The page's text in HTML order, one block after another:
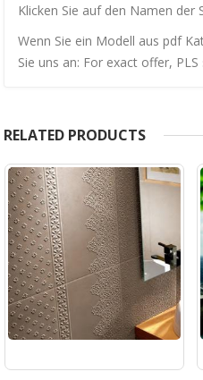
Klicken Sie auf den Namen der
Wenn Sie ein Modell aus pdf
Sie uns an: For exact offer,
RELATED PRODUCTS